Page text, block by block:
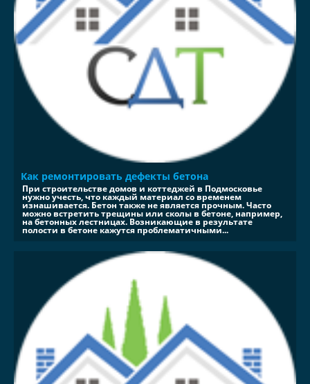
Как ремонтировать дефекты бетона
При строительстве домов и коттеджей в Подмосковье
нужно учесть, что каждый материал со временем
изнашивается. Бетон также не является прочным. Часто
можно встретить трещины или сколы в бетоне, например,
на бетонных лестницах. Возникающие в результате
полости в бетоне кажутся проблематичными...